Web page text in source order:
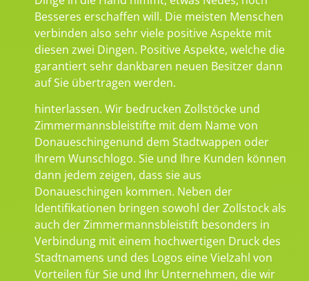
Besseres erschaffen will. Die meisten Menschen
verbinden also sehr viele positive Aspekte mit
diesen zwei Dingen. Positive Aspekte, welche die
garantiert sehr dankbaren neuen Besitzer dann
auf Sie übertragen werden.
hinterlassen. Wir bedrucken Zollstöcke und
Zimmermannsbleistifte mit dem Name von
Donaueschingenund dem Stadtwappen oder
Ihrem Wunschlogo. Sie und Ihre Kunden können
dann jedem zeigen, dass sie aus
Donaueschingen kommen. Neben der
Identifikationen bringen sowohl der Zollstock als
auch der Zimmermannsbleistift besonders in
Verbindung mit einem hochwertigen Druck des
Stadtnamens und des Logos eine Vielzahl von
Vorteilen für Sie und Ihr Unternehmen, die wir